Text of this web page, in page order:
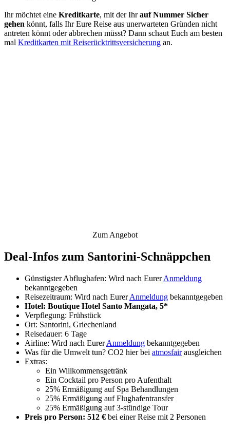
Ihr möchtet eine Kreditkarte, mit der Ihrauf Nummer Sicher
gehen könnt, falls Ihr Eure Reise aus unerwarteten Gründen nicht
antreten könnt oder abbrechen müsst? Dann schaut Euch am besten
mal Kreditkarten mit Reiserücktrittsversicherung an.
Zum Angebot
Deal-Infos zum Santorini-Schnäppchen
Günstigster Abflughafen: Wird nach EurerAnmeldung
bekanntgegeben
Reisezeitraum: Wird nach EurerAnmeldung bekanntgegeben
Hotel: Boutique Hotel Santo Mangata, 5*
Verpflegung: Frühstück
Ort: Santorini, Griechenland
Reisedauer: 6 Tage
Airline: Wird nach EurerAnmeldung bekanntgegeben
Was für die Umwelt tun? CO2 hier bei atmosfairausgleichen
Extras:
Ein Willkommensgetränk
Ein Cocktail pro Person pro Aufenthalt
25% Ermäßigung auf Spa Behandlungen
25% Ermäßigung auf Flughafentransfer
25% Ermäßigung auf 3-stündige Tour
Preis pro Person: 512 € bei einer Reise mit 2 Personen